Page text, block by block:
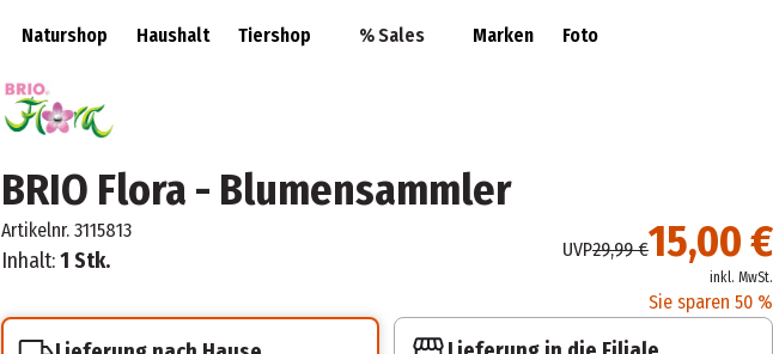
Naturshop Haushalt Tiershop % Sales Marken Foto
BRIO Flora - Blumensammler
Artikelnr. 3115813
Inhalt:1 Stk. 15,00 €
UVP29,99 €
inkl. MwSt.
Sie sparen 50 %